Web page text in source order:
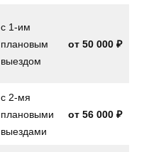
с 1-им
плановым
выездом
от 50 000 ₽
с 2-мя
плановыми
выездами
от 56 000 ₽